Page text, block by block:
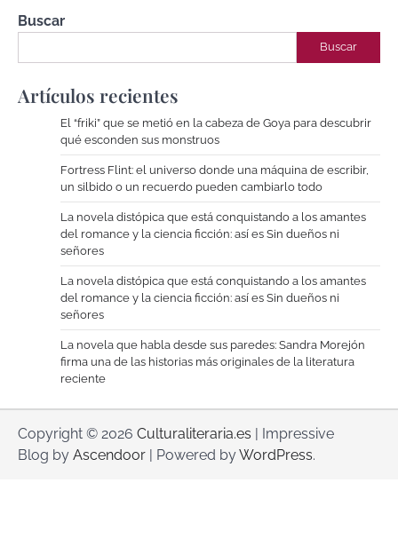
Buscar
Buscar
Artículos recientes
El “friki” que se metió en la cabeza de Goya para descubrir
qué esconden sus monstruos
Fortress Flint: el universo donde una máquina de escribir,
un silbido o un recuerdo pueden cambiarlo todo
La novela distópica que está conquistando a los amantes
del romance y la ciencia ficción: así es Sin dueños ni
señores
La novela distópica que está conquistando a los amantes
del romance y la ciencia ficción: así es Sin dueños ni
señores
La novela que habla desde sus paredes: Sandra Morejón
firma una de las historias más originales de la literatura
reciente
Copyright © 2026 Culturaliteraria.es | Impressive
Blog by Ascendoor | Powered byWordPress.